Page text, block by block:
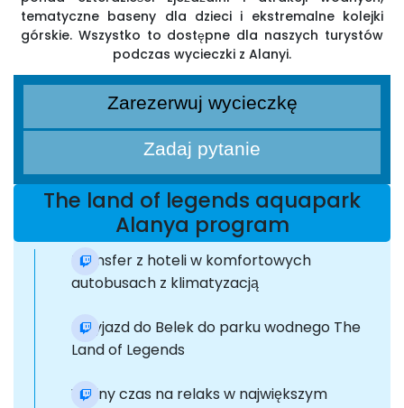
tematyczne baseny dla dzieci i ekstremalne kolejki
górskie. Wszystko to dostępne dla naszych turystów
podczas wycieczki z Alanyi.
Zarezerwuj wycieczkę
Zadaj pytanie
The land of legends aquapark
Alanya program
Transfer z hoteli w komfortowych
autobusach z klimatyzacją
Przyjazd do Belek do parku wodnego The
Land of Legends
Wolny czas na relaks w największym